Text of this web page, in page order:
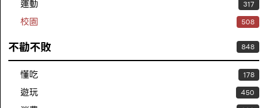
運動 317
校園 508
不勸不敗 848
懂吃 178
遊玩 450